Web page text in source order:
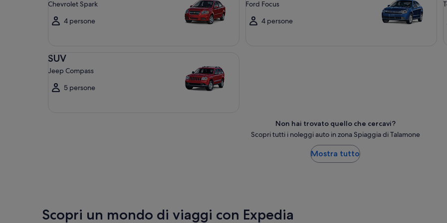
Chevrolet Spark
4 persone
Ford Focus
4 persone
SUV
Jeep Compass
5 persone
Non hai trovato quello che cercavi?
Scopri tutti i noleggi auto in zona Spiaggia di Talamone
Mostra tutto
Scopri un mondo di viaggi con Expedia